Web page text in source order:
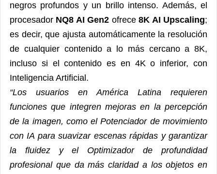
negros profundos y un brillo intenso. Además, el
procesador NQ8 AI Gen2 ofrece8K AI Upscaling;
es decir, que ajusta automáticamente la resolución
de cualquier contenido a lo más cercano a 8K,
incluso si el contenido es en 4K o inferior, con
Inteligencia Artificial.
“Los usuarios en América Latina requieren
funciones que integren mejoras en la percepción
de la imagen, como el Potenciador de movimiento
con IA para suavizar escenas rápidas y garantizar
la fluidez y el Optimizador de profundidad
profesional que da más claridad a los objetos en